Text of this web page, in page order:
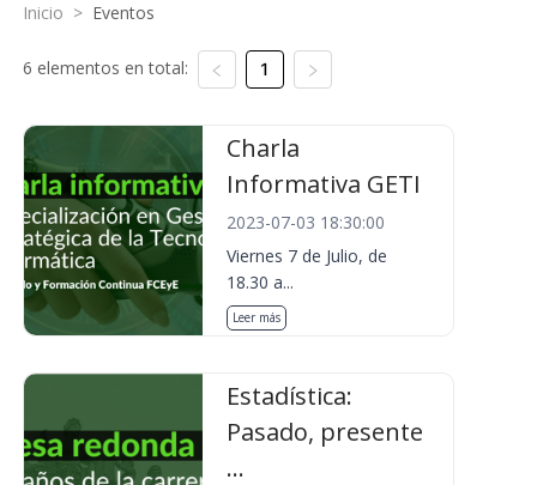
Inicio > Eventos
6 elementos en total: 1
Charla
Informativa GETI
2023-07-03 18:30:00
Viernes 7 de Julio, de
18.30 a...
Leer más
Estadística:
Pasado, presente
...